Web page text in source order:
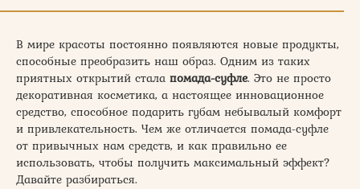
В мире красоты постоянно появляются новые продукты,
способные преобразить наш образ. Одним из таких
приятных открытий стала помада-суфле. Это не просто
декоративная косметика, а настоящее инновационное
средство, способное подарить губам небывалый комфорт
и привлекательность. Чем же отличается помада-суфле
от привычных нам средств, и как правильно ее
использовать, чтобы получить максимальный эффект?
Давайте разбираться.